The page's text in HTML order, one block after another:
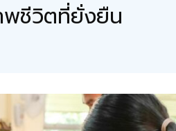
ชีวิตที่ยั่งยืน